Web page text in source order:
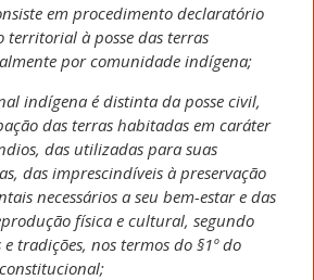
em procedimento declaratório
à posse das terras
por comunidade indígena;
indígena é distinta da posse civil,
das terras habitadas em caráter
das utilizadas para suas
das imprescindíveis à preservação
necessários a seu bem-estar e das
física e cultural, segundo
e tradições, nos termos do §1º do